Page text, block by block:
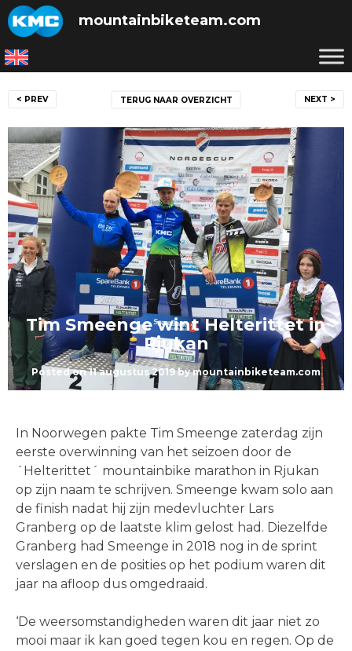
Skip
to
content
mountainbiketeam.com
navigatie
< PREV NEXT >
TERUG NAAR OVERZICHT
Tim Smeenge wint Helterittet in
Rjukan
Posted on11 augustus 2019bymountainbiketeam.com
In Noorwegen pakte Tim Smeenge zaterdag zijn
eerste overwinning van het seizoen door de
´Helterittet´ mountainbike marathon in Rjukan
op zijn naam te schrijven. Smeenge kwam solo aan
de finish nadat hij zijn medevluchter Lars
Granberg op de laatste klim gelost had. Diezelfde
Granberg had Smeenge in 2018 nog in de sprint
verslagen en de posities op het podium waren dit
jaar na afloop dus omgedraaid.
‘De weersomstandigheden waren dit jaar niet zo
mooi maar ik kan goed tegen kou en regen. Op de